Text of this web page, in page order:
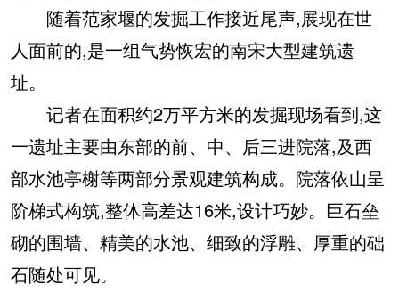
随着范家堰的发掘工作接近尾声,展现在世
人面前的,是一组气势恢宏的南宋大型建筑遗
址。
记者在面积约2万平方米的发掘现场看到,这
一遗址主要由东部的前、中、后三进院落,及西
部水池亭榭等两部分景观建筑构成。院落依山呈
阶梯式构筑,整体高差达16米,设计巧妙。巨石垒
砌的围墙、精美的水池、细致的浮雕、厚重的础
石随处可见。